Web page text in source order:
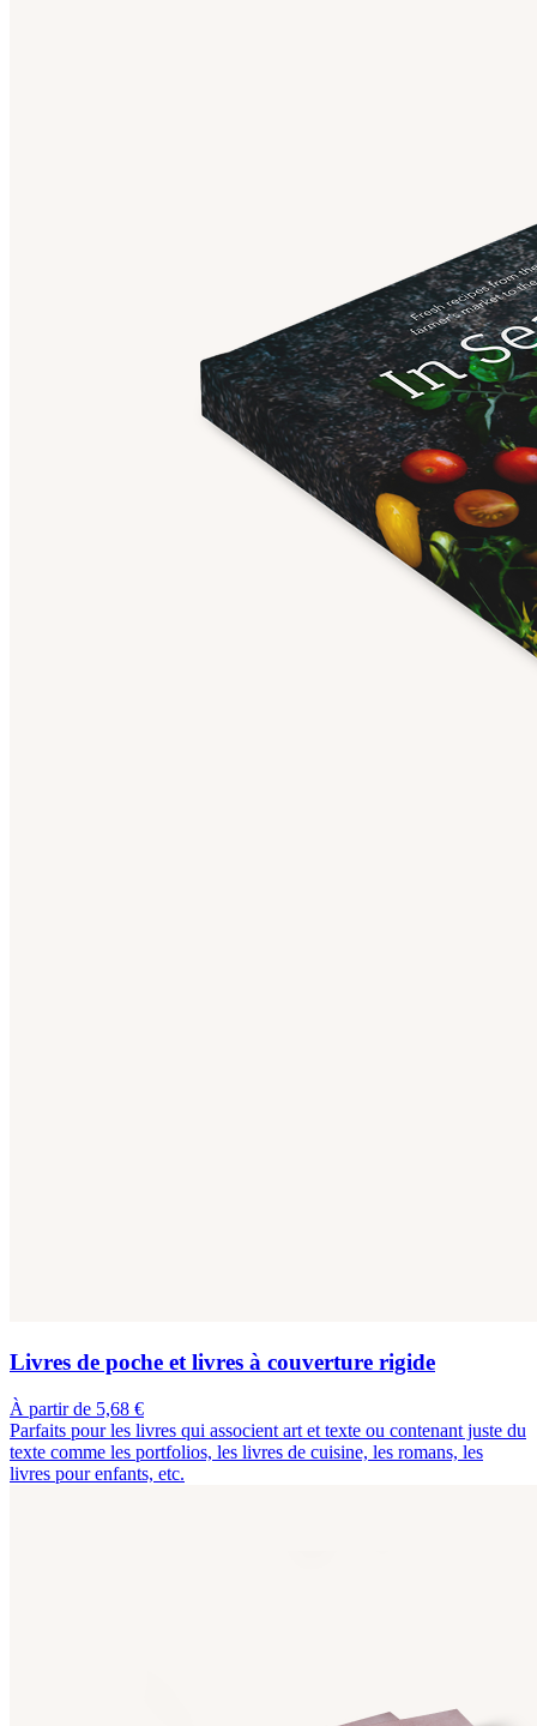
Livres de poche et livres à couverture rigide
À partir de 5,68 €
Parfaits pour les livres qui associent art et texte ou contenant juste du
texte comme les portfolios, les livres de cuisine, les romans, les
livres pour enfants, etc.